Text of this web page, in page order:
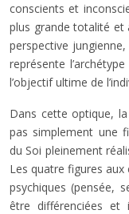
conscients et
plus grande totalité et
perspective
représente
l’objectif ultime de
Dans cette optique,
pas simplement une
du Soi pleinement
Les quatre figures
psychiques (pensée,
être différenciées et